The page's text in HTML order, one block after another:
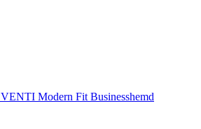
VENTI Modern Fit Businesshemd